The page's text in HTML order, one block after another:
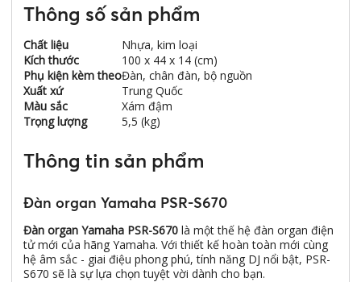
Thông số sản phẩm
Chất liệu
Nhựa, kim loại
Kích thước
100 x 44 x 14 (cm)
Phụ kiện kèm theoĐàn, chân đàn, bộ nguồn
Xuất xứ
Trung Quốc
Màu sắc
Xám đậm
Trọng lượng
5,5 (kg)
Thông tin sản phẩm
Đàn organ Yamaha PSR-S670
Đàn organ Yamaha PSR-S670 là một thế hệ đàn organ điện
tử mới của hãng Yamaha. Với thiết kế hoàn toàn mới cùng
hệ âm sắc - giai điệu phong phú, tính năng DJ nổi bật, PSR-
S670 sẽ là sự lựa chọn tuyệt vời dành cho bạn.